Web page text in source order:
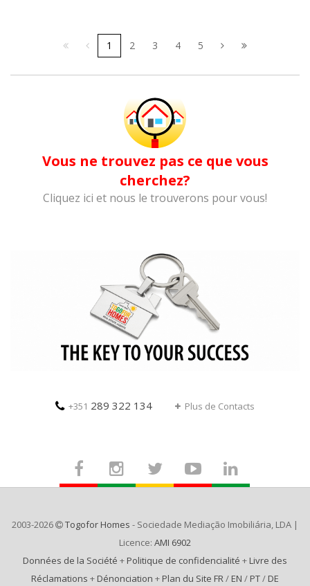
1 2 3 4 5
Vous ne trouvez pas ce que vous
cherchez?
Cliquez ici et nous le trouverons pour vous!
+351 289 322 134 Plus de Contacts
2003-2026 Togofor Homes - Sociedade Mediação Imobiliária, LDA |
Licence: AMI 6902
Données de la Société + Politique de confidencialité + Livre des
Réclamations + Dénonciation + Plan du Site FR/ EN / PT/ DE